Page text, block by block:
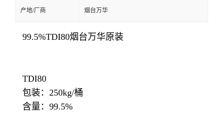
产地/厂商 烟台万华
99.5%TDI80烟台万华原装
TDI80
包装：250kg/桶
含量：99.5%